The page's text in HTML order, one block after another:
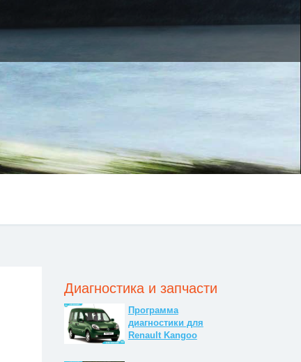
Диагностика и запчасти
Программа
диагностики для
Renault Kangoo